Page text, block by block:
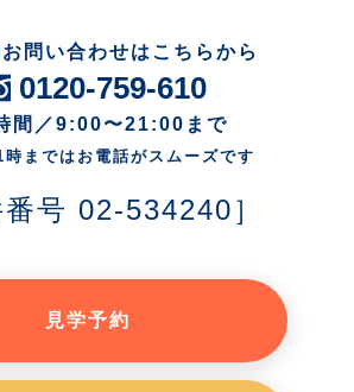
問い合わせはこちらから
0120-759-610
間／9:00〜21:00まで
まではお電話がスムーズです
番号 02-534240］
見学予約